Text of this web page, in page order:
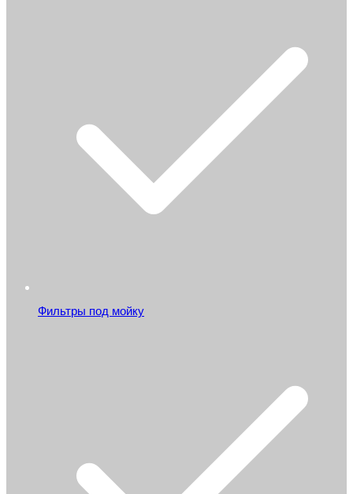
Фильтры под мойку